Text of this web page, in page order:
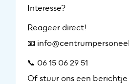
Interesse?
Reageer direct!
📧
📞 06 15 06 29 51
Of stuur ons een berichtje
Alerts ontvangen